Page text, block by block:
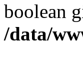
boolean
/data/